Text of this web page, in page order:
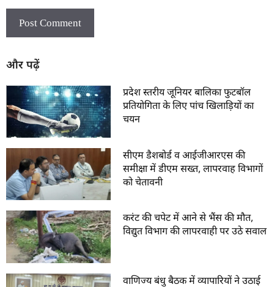
और पढ़ें
प्रदेश स्तरीय जूनियर बालिका फुटबॉल
प्रतियोगिता के लिए पांच खिलाड़ियों का
चयन
सीएम डैशबोर्ड व आईजीआरएस की
समीक्षा में डीएम सख्त, लापरवाह विभागों
को चेतावनी
करंट की चपेट में आने से भैंस की मौत,
विद्युत विभाग की लापरवाही पर उठे सवाल
वाणिज्य बंधु बैठक में व्यापारियों ने उठाई